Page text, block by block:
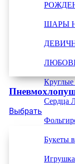
ШАРЫ
Сердца
Букеты
Выбрать